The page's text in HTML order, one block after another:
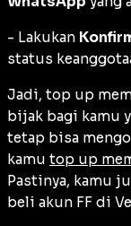
- Lakukan
status
Jadi, top up
bijak bagi kamu
tetap bisa
kamu top up
Pastinya, kamu
beli akun FF di